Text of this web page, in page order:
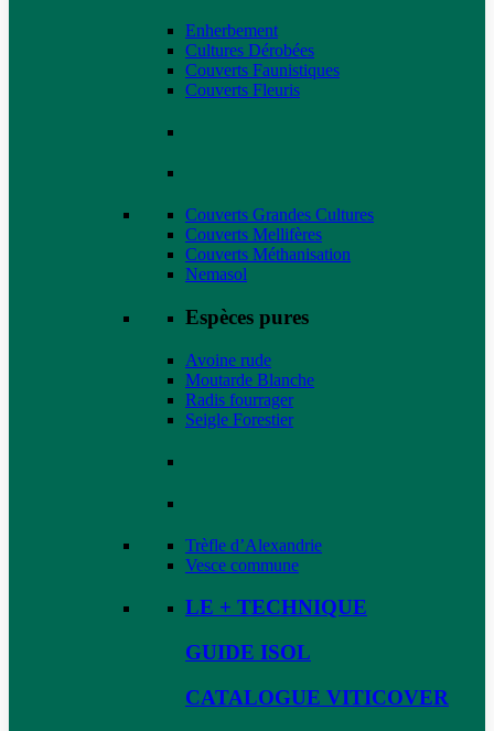
Enherbement
Cultures Dérobées
Couverts Faunistiques
Couverts Fleuris
Couverts Grandes Cultures
Couverts Mellifères
Couverts Méthanisation
Nemasol
Espèces pures
Avoine rude
Moutarde Blanche
Radis fourrager
Seigle Forestier
Trèfle d’Alexandrie
Vesce commune
LE + TECHNIQUE
GUIDE ISOL
CATALOGUE VITICOVER